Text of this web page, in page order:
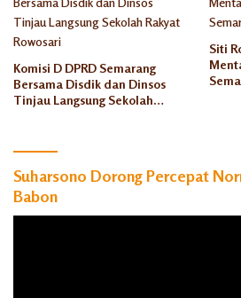
Komisi D DPRD Semarang
Bersama Disdik dan Dinsos
Tinjau Langsung Sekolah
Siti
Suharsono Dorong Percepat
Babon